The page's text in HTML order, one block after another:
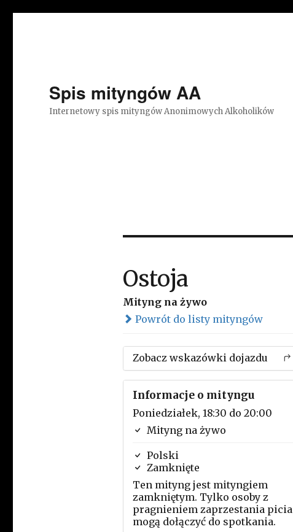
Spis mityngów AA
Internetowy spis mityngów Anonimowych Alkoholików
Ostoja
Mityng na żywo
Powrót do listy mityngów
Zobacz wskazówki dojazdu
Informacje o mityngu
Poniedziałek, 18:30 do 20:00
Mityng na żywo
Polski
Zamknięte
Ten mityng jest mityngiem
zamkniętym. Tylko osoby z
pragnieniem zaprzestania picia
mogą dołączyć do spotkania.